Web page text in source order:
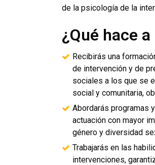
de la psicología de la
¿Qué hace
Recibirás una
de intervención y de
sociales a los que se
social y comunitaria,
Abordarás programas
actuación con mayor
género y diversidad
Trabajarás en las
intervenciones,